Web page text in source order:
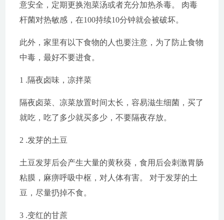
意安全，定期更换泡菜汤或者充分加热杀毒。 肉毒
杆菌对热敏感，在100持续10分钟就会被破坏。
此外，家里有以下食物的人也要注意，为了防止食物
中毒，最好不要进食。
1 .隔夜卤味，凉拌菜
隔夜卤菜、凉菜放置时间太长，容易滋生细菌，买了
就吃，吃了多少就买多少，不要隔夜存放。
2 .发芽的土豆
土豆发芽后会产生大量的黄秋葵，食用后会刺激胃肠
粘膜，麻痹呼吸中枢，对人体有害。 对于发芽的土
豆，尽量扔掉不食。
3 .变红的甘蔗